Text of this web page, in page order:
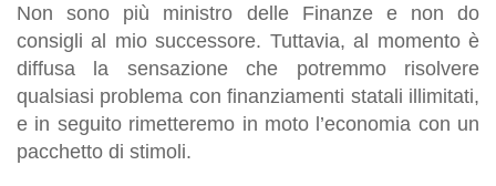
Non sono più ministro delle Finanze e non do
consigli al mio successore. Tuttavia, al momento è
diffusa la sensazione che potremmo risolvere
qualsiasi problema con finanziamenti statali illimitati,
e in seguito rimetteremo in moto l’economia con un
pacchetto di stimoli.